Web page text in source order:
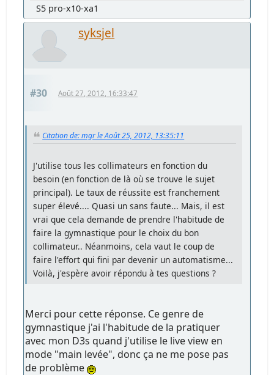
S5 pro-x10-xa1
syksjel
#30 Août 27, 2012, 16:33:47
Citation de: mgr le Août 25, 2012, 13:35:11
J'utilise tous les collimateurs en fonction du
besoin (en fonction de là où se trouve le sujet
principal). Le taux de réussite est franchement
super élevé.... Quasi un sans faute... Mais, il est
vrai que cela demande de prendre l'habitude de
faire la gymnastique pour le choix du bon
collimateur.. Néanmoins, cela vaut le coup de
faire l'effort qui fini par devenir un automatisme...
Voilà, j'espère avoir répondu à tes questions ?
Merci pour cette réponse. Ce genre de
gymnastique j'ai l'habitude de la pratiquer
avec mon D3s quand j'utilise le live view en
mode "main levée", donc ça ne me pose pas
de problème